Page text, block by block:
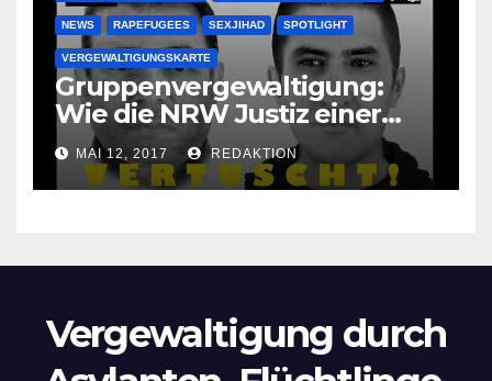
NEWS RAPEFUGEES SEXJIHAD SPOTLIGHT
VERGEWALTIGUNGSKARTE
Gruppenvergewaltigung:
Wie die NRW Justiz einer
Lokalzeitung verbietet diese
Bilder zu veröffentlichen
MAI 12, 2017 REDAKTION
Vergewaltigung durch